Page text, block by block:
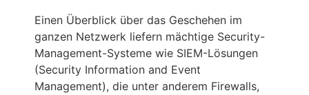
Einen Überblick über das Geschehen im
ganzen Netzwerk liefern mächtige Security-
Management-Systeme wie SIEM-Lösungen
(Security Information and Event
Management), die unter anderem Firewalls,